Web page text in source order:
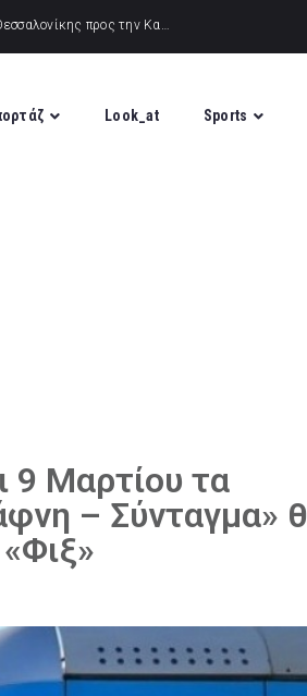
Look_at Sports
9 Μαρτίου τα
– Σύνταγμα»